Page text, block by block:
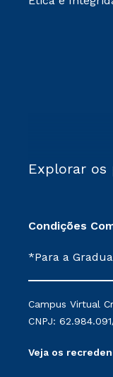
Explorar os
Condições
*Para a
mantidos
serviços.
Campus Virtual
CNPJ:
Veja os